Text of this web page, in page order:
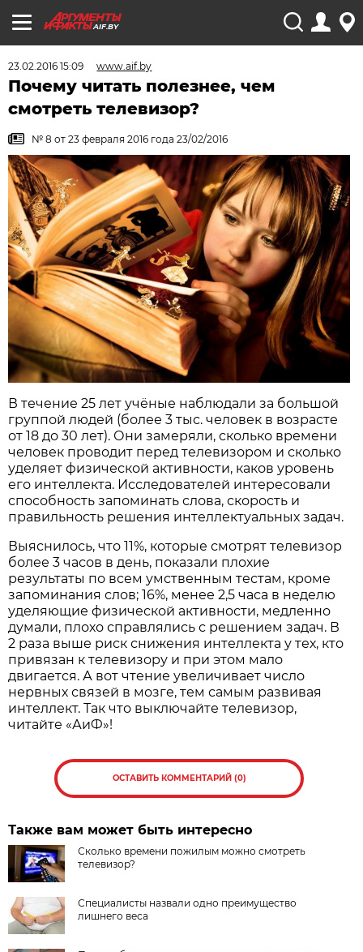
AIF.BY
23.02.2016 15:09 www.aif.by
Почему читать полезнее, чем
смотреть телевизор?
№ 8 от 23 февраля 2016 года 23/02/2016
В течение 25 лет учёные наблюдали за большой
группой людей (более 3 тыс. человек в возрасте
от 18 до 30 лет). Они замеряли, сколько времени
человек проводит перед телевизором и сколько
уделяет физической активности, каков уровень
его интеллекта. Исследователей интересовали
способность запоминать слова, скорость и
правильность решения интеллектуальных задач.
Выяснилось, что 11%, которые смотрят телевизор
более 3 часов в день, показали плохие
результаты по всем умственным тестам, кроме
запоминания слов; 16%, менее 2,5 часа в неделю
уделяющие физической активности, медленно
думали, плохо справлялись с решением задач. В
2 раза выше риск снижения интеллекта у тех, кто
привязан к телевизору и при этом мало
двигается. А вот чтение увеличивает число
нервных связей в мозге, тем самым развивая
интеллект. Так что выключайте телевизор,
читайте «АиФ»!
ОСТАВИТЬ КОММЕНТАРИЙ (0)
Также вам может быть интересно
Сколько времени пожилым можно смотреть
телевизор?
Специалисты назвали одно преимущество
лишнего веса